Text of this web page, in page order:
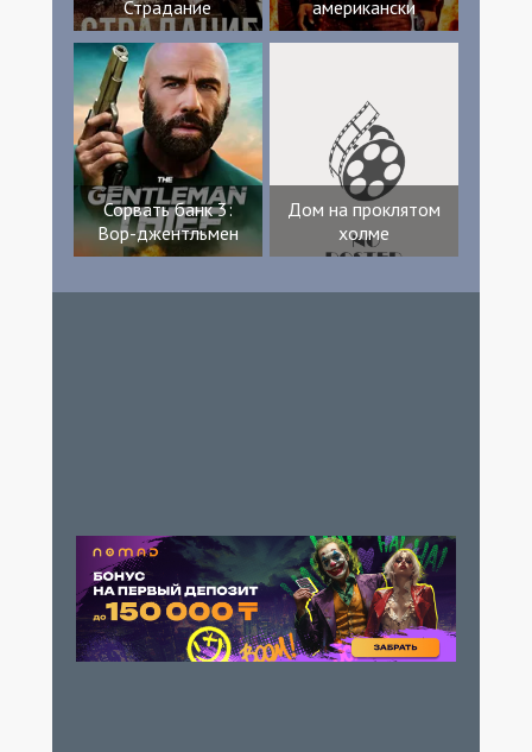
Страдание
американски
Сорвать банк 3:
Вор-джентльмен
Дом на проклятом
холме